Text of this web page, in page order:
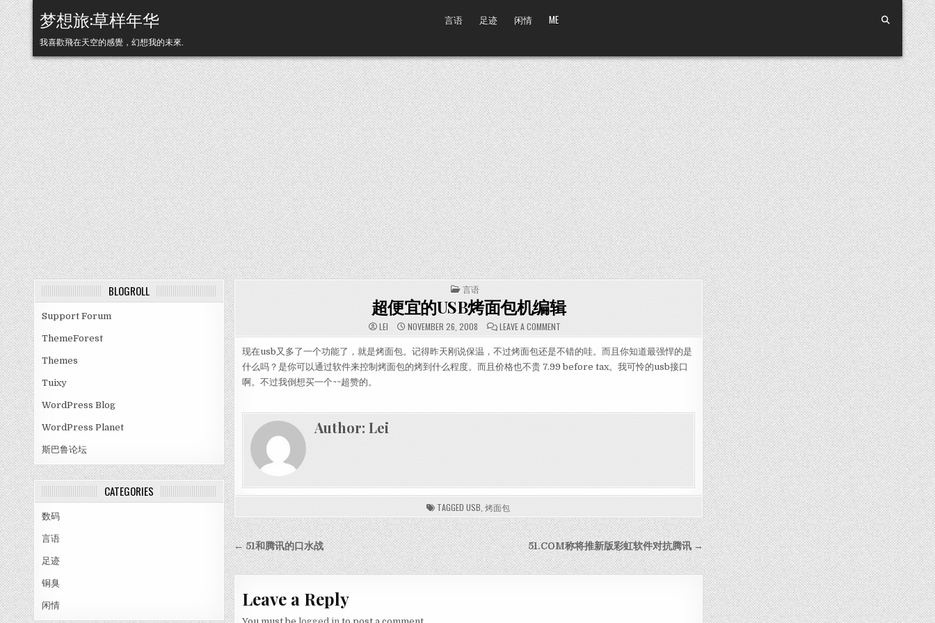
Skip to content
梦想旅:草样年华
我喜歡飛在天空的感覺，幻想我的未來.
言语 足迹 闲情 ME
BLOGROLL
Support Forum
ThemeForest
Themes
Tuixy
WordPress Blog
WordPress Planet
斯巴鲁论坛
CATEGORIES
数码
言语
足迹
铜臭
闲情
POSTED IN
言语
超便宜的USB烤面包机编辑
LEI NOVEMBER 26, 2008 LEAVE A COMMENT
现在usb又多了一个功能了，就是烤面包。记得昨天刚说保温，不过烤面包还是不错的哇。而且你知道最强悍的是
什么吗？是你可以通过软件来控制烤面包的烤到什么程度。而且价格也不贵 7.99 before tax。我可怜的usb接口
啊。不过我倒想买一个~~超赞的。
Author: Lei
TAGGEDUSB ,烤面包
Post navigation 51.COM称将推新版彩虹软件对抗腾讯 →
← 51和腾讯的口水战
Leave a Reply